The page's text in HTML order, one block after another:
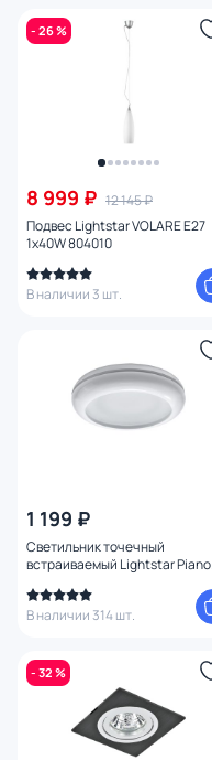
- 26 %
8 999 ₽ 12 145 ₽
Подвес Lightstar VOLARE E27
1х40W 804010
В наличии 3 шт.
1 199 ₽
Светильник точечный
встраиваемый Lightstar Piano
В наличии 314 шт.
- 32 %